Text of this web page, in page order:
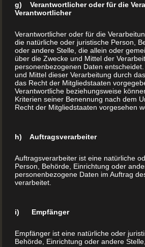
Backbuch
Mit uns zum eigenen Backbuch
lassen ist leicht Backen, kaum ein
schnell Erinnerungen an die
wachrufen. Man kann die elterliche
riechen und schmecken. Vor allem
ablecken durfte, […]
MEHR LESEN
g) Verantwortlicher oder für die
Verantwortlicher
Verantwortlicher oder für die
die natürliche oder juristische Person,
oder andere Stelle, die allein oder
über die Zwecke und Mittel der
personenbezogenen Daten
und Mittel dieser Verarbeitung durch
das Recht der Mitgliedstaaten
Verantwortliche beziehungsweise
Kriterien seiner Benennung nach dem
Recht der Mitgliedstaaten vorgesehen
h) Auftragsverarbeiter
Auftragsverarbeiter ist eine natürliche
Person, Behörde, Einrichtung oder
personenbezogene Daten im Auftrag
verarbeitet.
i) Empfänger
Empfänger ist eine natürliche oder
Behörde, Einrichtung oder andere